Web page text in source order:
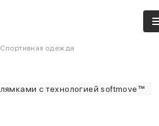
Спортивная одежда